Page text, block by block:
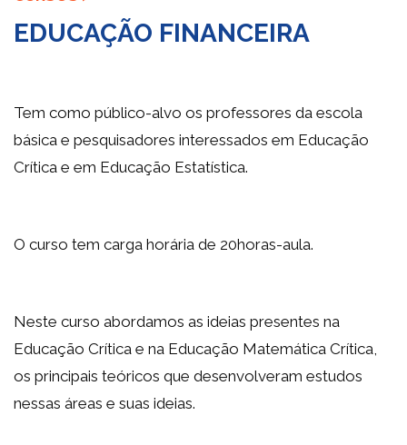
EDUCAÇÃO FINANCEIRA
Tem como público-alvo os professores da escola
básica e pesquisadores interessados em Educação
Crítica e em Educação Estatística.
O curso tem carga horária de 20horas-aula.
Neste curso abordamos as ideias presentes na
Educação Crítica e na Educação Matemática Crítica,
os principais teóricos que desenvolveram estudos
nessas áreas e suas ideias.